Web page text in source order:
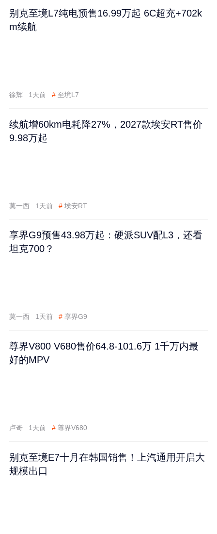
别克至境L7纯电预售16.99万起 6C超充+702k
m续航
徐辉 1天前 # 至境L7
续航增60km电耗降27%，2027款埃安RT售价
9.98万起
莫一西 1天前 # 埃安RT
享界G9预售43.98万起：硬派SUV配L3，还看
坦克700？
莫一西 1天前 # 享界G9
尊界V800 V680售价64.8-101.6万 1千万内最
好的MPV
卢奇 1天前 # 尊界V680
别克至境E7十月在韩国销售！上汽通用开启大
规模出口